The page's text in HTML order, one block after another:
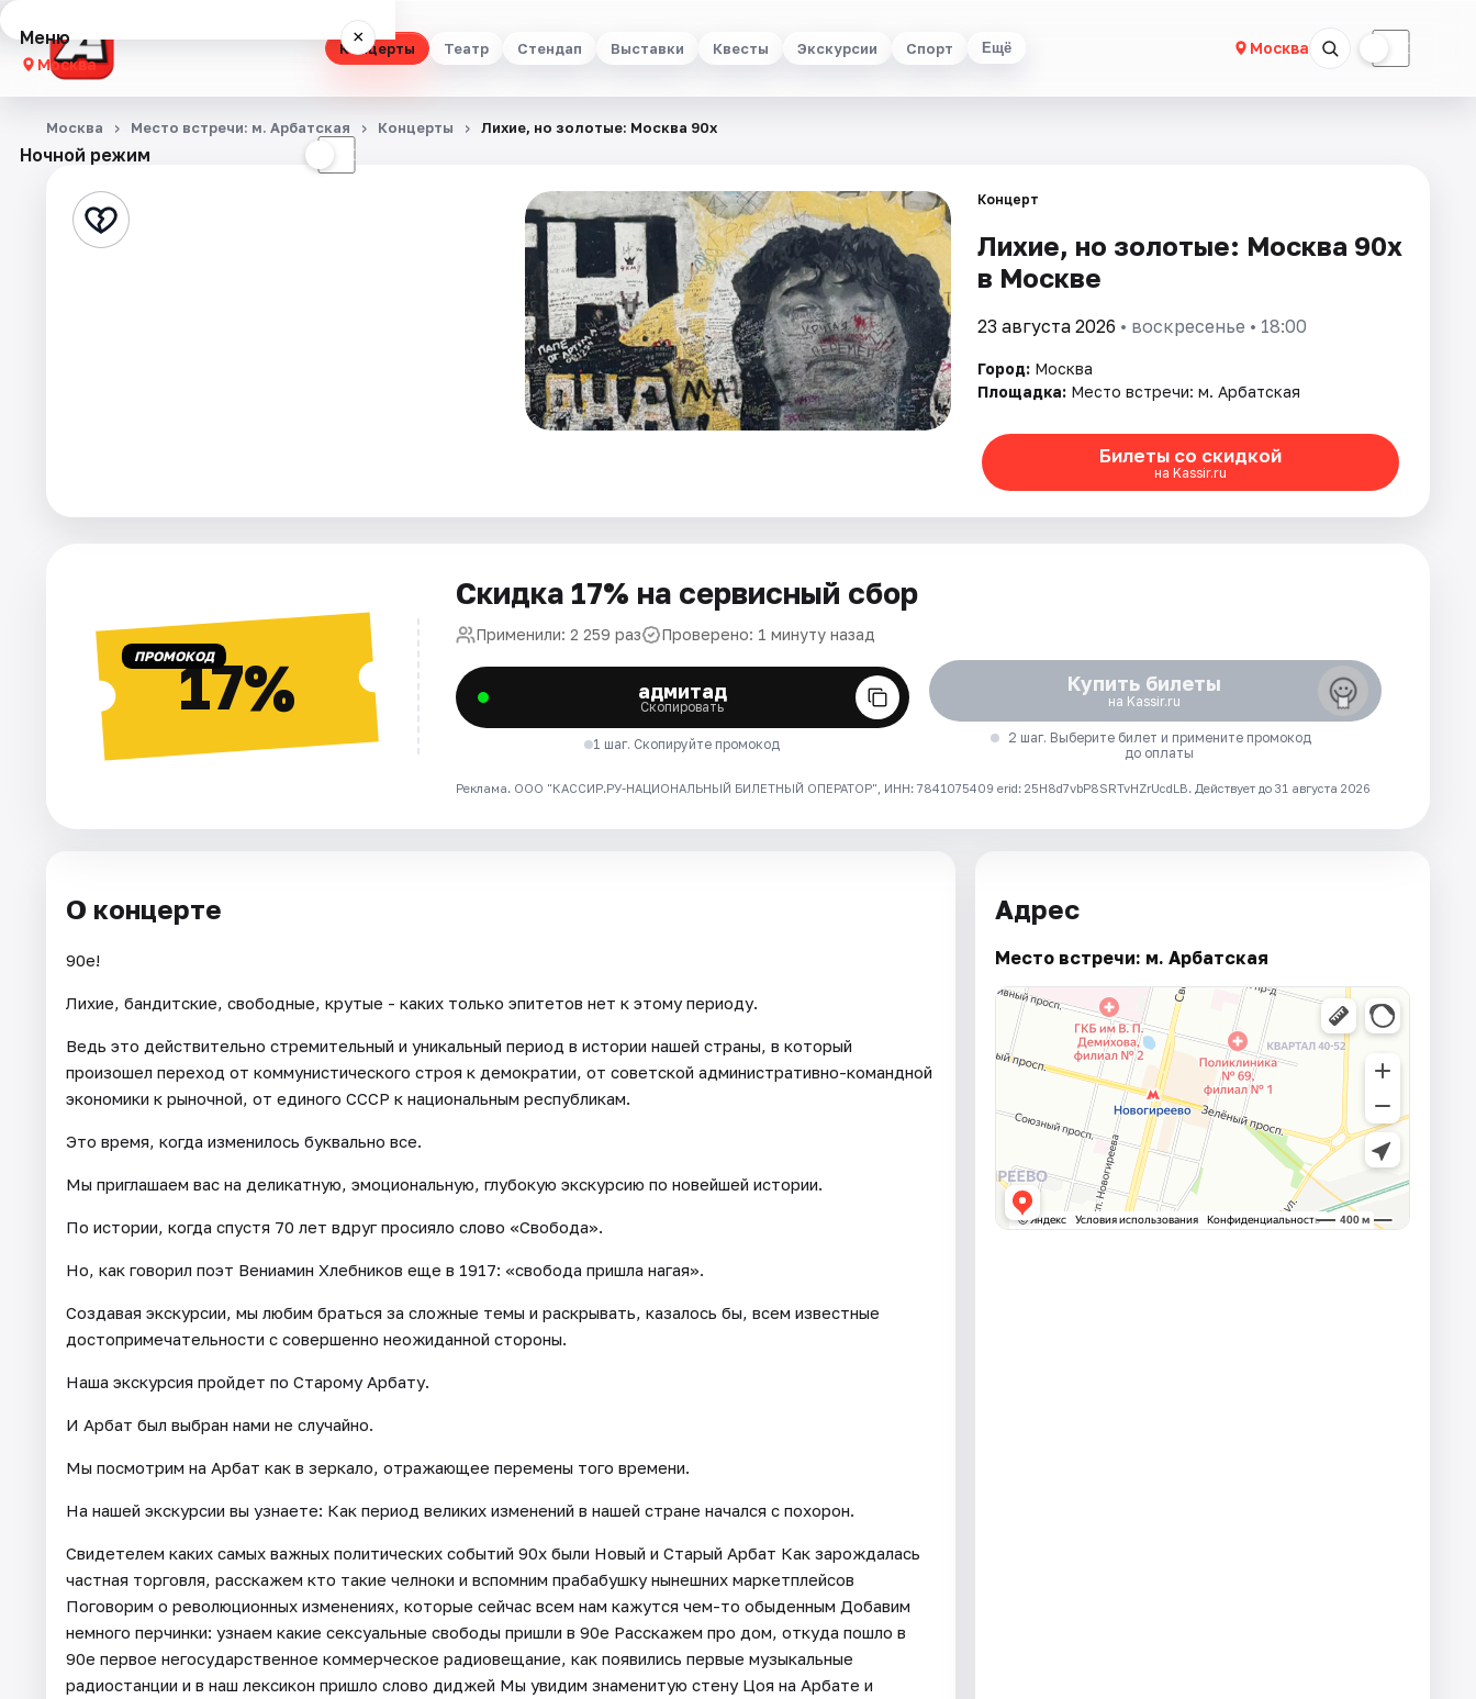
Концерты Театр Стендап Выставки Квесты Экскурсии Спорт Ещё Москва ☾
Меню ×
Москва
Концерты
Стендап
Артисты
Рейтинги
Ночной режим ☾
Москва Место встречи: м. Арбатская Концерты Лихие, но золотые: Москва 90х
Концерт
Лихие, но золотые: Москва 90х
в Москве
23 августа 2026 • воскресенье • 18:00
Город: Москва
Площадка: Место встречи: м. Арбатская
Билеты со скидкой
на Kassir.ru
ПРОМОКОД17%
Скидка 17% на сервисный сбор
Применили: 2 259 раз Проверено: 1 минуту назад
адмитад
Скопировать
1 шаг. Скопируйте промокод
Купить билеты
на Kassir.ru
2 шаг. Выберите билет и примените промокод
до оплаты
Реклама. ООО "КАССИР.РУ-НАЦИОНАЛЬНЫЙ БИЛЕТНЫЙ ОПЕРАТОР", ИНН: 7841075409 erid: 25H8d7vbP8SRTvHZrUcdLB. Действует до 31 августа 2026
О концерте
90е!
Лихие, бандитские, свободные, крутые - каких только эпитетов нет к этому периоду.
Ведь это действительно стремительный и уникальный период в истории нашей страны, в который
произошел переход от коммунистического строя к демократии, от советской административно-командной
экономики к рыночной, от единого СССР к национальным республикам.
Это время, когда изменилось буквально все.
Мы приглашаем вас на деликатную, эмоциональную, глубокую экскурсию по новейшей истории.
По истории, когда спустя 70 лет вдруг просияло слово «Свобода».
Но, как говорил поэт Вениамин Хлебников еще в 1917: «свобода пришла нагая».
Создавая экскурсии, мы любим браться за сложные темы и раскрывать, казалось бы, всем известные
достопримечательности с совершенно неожиданной стороны.
Наша экскурсия пройдет по Старому Арбату.
И Арбат был выбран нами не случайно.
Мы посмотрим на Арбат как в зеркало, отражающее перемены того времени.
На нашей экскурсии вы узнаете: Как период великих изменений в нашей стране начался с похорон.
Свидетелем каких самых важных политических событий 90х были Новый и Старый Арбат Как зарождалась
частная торговля, расскажем кто такие челноки и вспомним прабабушку нынешних маркетплейсов
Поговорим о революционных изменениях, которые сейчас всем нам кажутся чем-то обыденным Добавим
немного перчинки: узнаем какие сексуальные свободы пришли в 90е Расскажем про дом, откуда пошло в
90е первое негосударственное коммерческое радиовещание, как появились первые музыкальные
радиостанции и в наш лексикон пришло слово диджей Мы увидим знаменитую стену Цоя на Арбате и
Адрес
Место встречи: м. Арбатская